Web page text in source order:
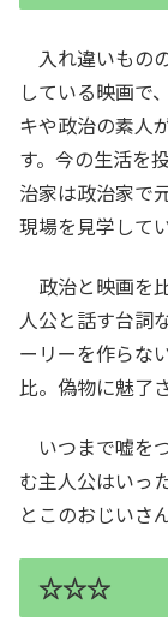
入れ違いもの
している映画で
キや政治の素人
す。今の生活を
治家は政治家で
現場を見学して
政治と映画を
人公と話す台詞
ーリーを作らな
比。偽物に魅了
いつまで嘘を
む主人公はいっ
とこのおじいさ
☆☆☆